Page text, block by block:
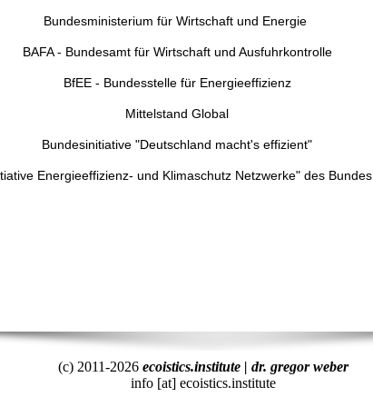
Bundesministerium für Wirtschaft und Energie
BAFA - Bundesamt für Wirtschaft und Ausfuhrkontrolle
BfEE - Bundesstelle für Energieeffizienz
Mittelstand Global
Bundesinitiative "Deutschland macht's effizient"
Energieeffizienz- und Klimaschutz Netzwerke" des Bundes
(c) 2011-2026 ecoistics.institute | dr. gregor weber
info [at] ecoistics.institute